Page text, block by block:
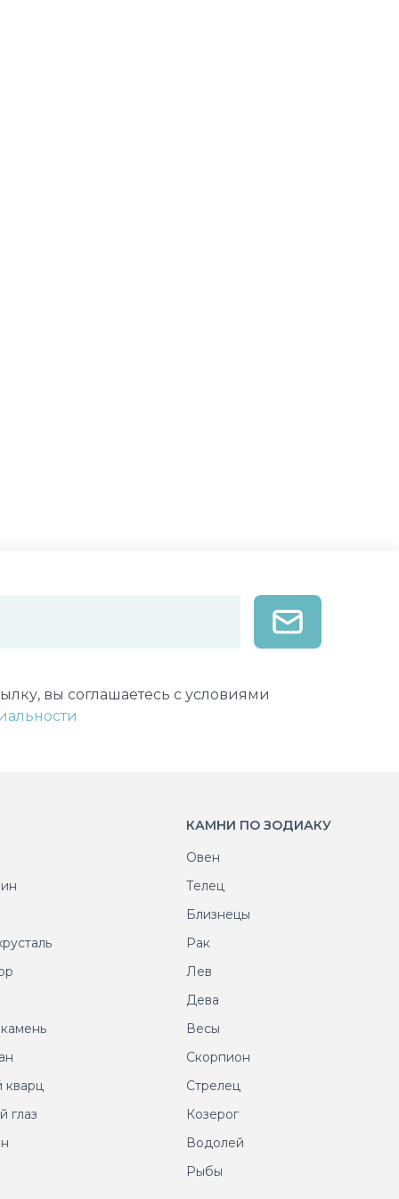
вы соглашаетесь с условиями
кварц
глаз
КАМНИ ПО ЗОДИАКУ
Овен
Телец
Близнецы
Рак
Лев
Дева
Весы
Скорпион
Стрелец
Козерог
Водолей
Рыбы